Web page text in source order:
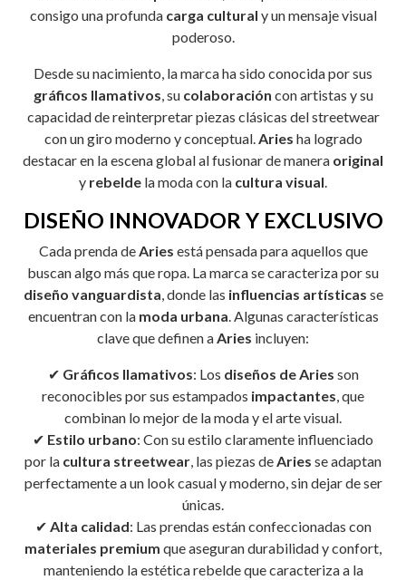
consigo una profunda carga cultural y un mensaje visual
poderoso.
Desde su nacimiento, la marca ha sido conocida por sus
gráficos llamativos, su colaboración con artistas y su
capacidad de reinterpretar piezas clásicas del streetwear
con un giro moderno y conceptual.Aries ha logrado
destacar en la escena global al fusionar de manera original
y rebelde la moda con la cultura visual.
DISEÑO INNOVADOR Y EXCLUSIVO
Cada prenda deAries está pensada para aquellos que
buscan algo más que ropa. La marca se caracteriza por su
diseño vanguardista, donde las influencias artísticas se
encuentran con la moda urbana. Algunas características
clave que definen aAries incluyen:
✔ Gráficos llamativos: Los diseños de Aries son
reconocibles por sus estampados impactantes, que
combinan lo mejor de la moda y el arte visual.
✔ Estilo urbano: Con su estilo claramente influenciado
por la cultura streetwear, las piezas deAries se adaptan
perfectamente a un look casual y moderno, sin dejar de ser
únicas.
✔ Alta calidad: Las prendas están confeccionadas con
materiales premium que aseguran durabilidad y confort,
manteniendo la estética rebelde que caracteriza a la